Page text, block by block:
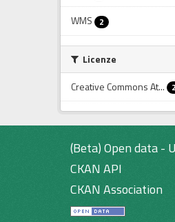
WMS 2
Licenze
Creative Commons At...
2
(Beta) Open data -
CKAN API
CKAN Association